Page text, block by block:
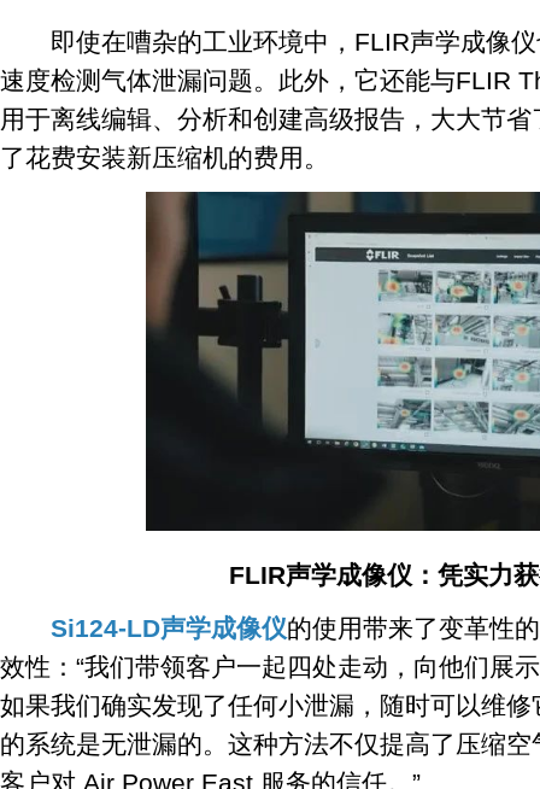
即使在嘈杂的工业环境中，FLIR声学成像仪
速度检测气体泄漏问题。此外，它还能与FLIR
用于离线编辑、分析和创建高级报告，大大节
了花费安装新压缩机的费用。
FLIR声学成像仪：凭实力获
Si124-LD声学成像仪的使用带来了变革性
效性：“我们带领客户一起四处走动，向他们展
如果我们确实发现了任何小泄漏，随时可以维
的系统是无泄漏的。这种方法不仅提高了压缩
客户对 Air Power East 服务的信任。”